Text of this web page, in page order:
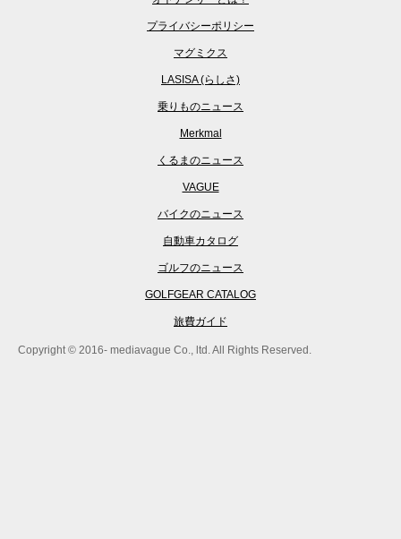
プライバシーポリシー
マグミクス
LASISA (らしさ)
乗りものニュース
Merkmal
くるまのニュース
VAGUE
バイクのニュース
自動車カタログ
ゴルフのニュース
GOLFGEAR CATALOG
旅費ガイド
Copyright © 2016- mediavague Co., ltd. All Rights Reserved.